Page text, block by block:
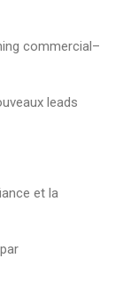
commercial–
leads
et la